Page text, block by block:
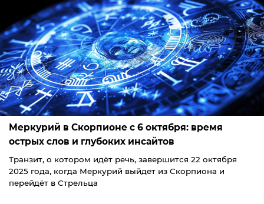
Меркурий в Скорпионе с 6 октября: время
острых слов и глубоких инсайтов
Транзит, о котором идёт речь, завершится 22 октября
2025 года, когда Меркурий выйдет из Скорпиона и
перейдёт в Стрельца